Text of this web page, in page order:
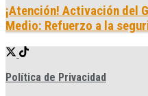
¡Atención! Activación del
Medio: Refuerzo a la
Política de Privacidad